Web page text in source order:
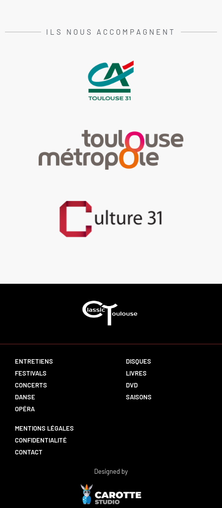
ILS NOUS ACCOMPAGNENT
ENTRETIENS
FESTIVALS
CONCERTS
DANSE
OPÉRA
DISQUES
LIVRES
DVD
SAISONS
MENTIONS LÉGALES
CONFIDENTIALITÉ
CONTACT
Designed by